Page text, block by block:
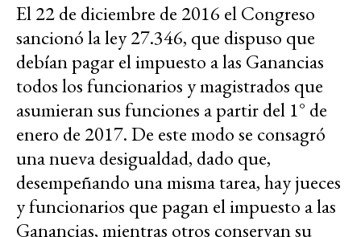
El 22 de diciembre de 2016 el Congreso
sancionó la ley 27.346, que dispuso que
debían pagar el impuesto a las Ganancias
todos los funcionarios y magistrados que
asumieran sus funciones a partir del 1° de
enero de 2017. De este modo se consagró
una nueva desigualdad, dado que,
desempeñando una misma tarea, hay jueces
y funcionarios que pagan el impuesto a las
Ganancias, mientras otros conservan su